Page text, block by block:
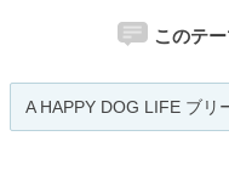
このテ
A HAPPY DOG LIFE ブリ